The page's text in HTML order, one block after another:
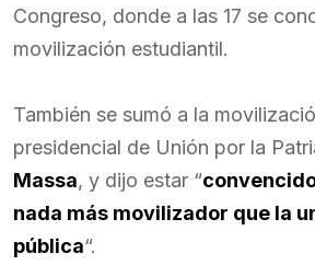
Congreso, donde a las 17 se
movilización estudiantil.
También se sumó a la
presidencial de Unión por la
Massa, y dijo estar “
nada más movilizador que la
pública“.